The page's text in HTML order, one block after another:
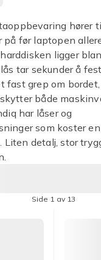
hører
på før laptopen
ligger
tar sekunder å
fast grep om
både
har låser og
som koster
Liten detalj, stor
Side 1 av 13